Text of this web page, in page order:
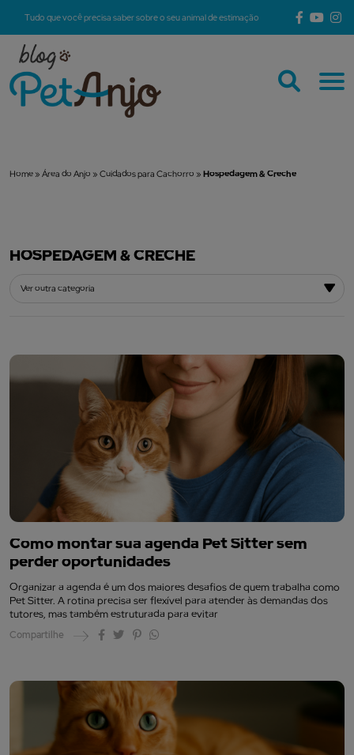
Tudo que você precisa saber sobre o seu animal de estimação
Home » Área do Anjo » Cuidados para Cachorro » Hospedagem & Creche
HOSPEDAGEM & CRECHE
Como montar sua agenda Pet Sitter sem
perder oportunidades
Organizar a agenda é um dos maiores desafios de quem trabalha como
Pet Sitter. A rotina precisa ser flexível para atender às demandas dos
tutores, mas também estruturada para evitar
Compartilhe